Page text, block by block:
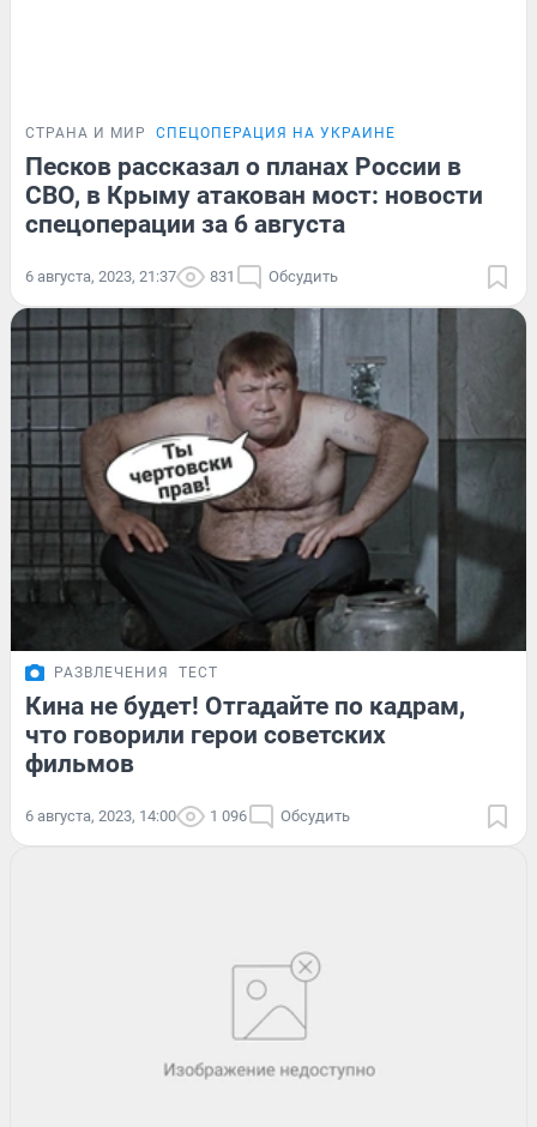
СТРАНА И МИР СПЕЦОПЕРАЦИЯ НА УКРАИНЕ
Песков рассказал о планах России в
СВО, в Крыму атакован мост: новости
спецоперации за 6 августа
6 августа, 2023, 21:37 831 Обсудить
РАЗВЛЕЧЕНИЯ ТЕСТ
Кина не будет! Отгадайте по кадрам,
что говорили герои советских
фильмов
6 августа, 2023, 14:00 1 096 Обсудить